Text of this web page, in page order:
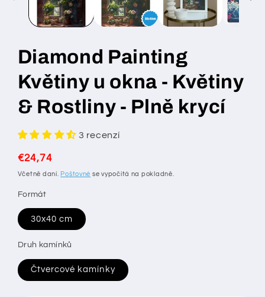
Diamond Painting
Květiny u okna - Květiny
& Rostliny - Plně krycí
3 recenzí
Běžná
cena
€24,74
Včetně daní. Poštovné se vypočítá na pokladně.
Formát
30x40 cm
Druh kamínků
Čtvercové kamínky